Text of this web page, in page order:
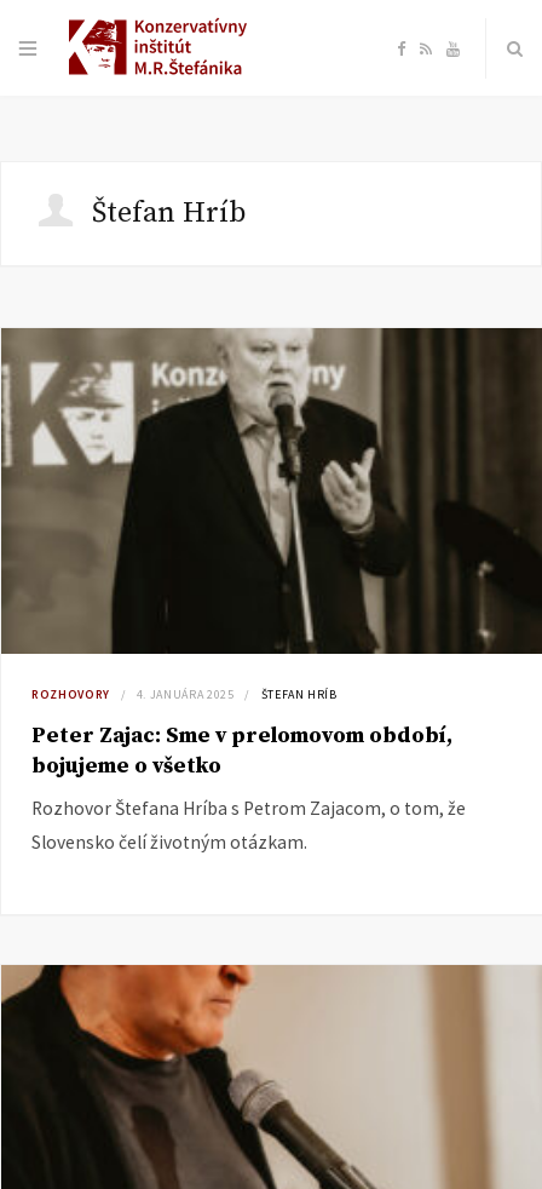
F R Y
Štefan Hríb
ROZHOVORY 4. JANUÁRA 2025 ŠTEFAN HRÍB
Peter Zajac: Sme v prelomovom období,
bojujeme o všetko
Rozhovor Štefana Hríba s Petrom Zajacom, o tom, že
Slovensko čelí životným otázkam.